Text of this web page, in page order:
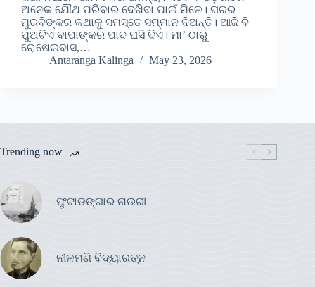
ଅନେକ ଯୌଥ ପରିବାର ଦେଖିବା ପାଇଁ ମିଳେ। ଘରର
ମୁରବିଙ୍କର କଥାକୁ ସମସ୍ତେ ସମ୍ମାନ ଦିଅନ୍ତି। ଆଜି ବି
ପୁଅଟିଏ ବାପାଙ୍କର ପାଦ ଘସି ଦିଏ। ମା’ ଠାରୁ
ରୋଷେଇବାସ,…
Antaranga Kalinga
May 23, 2026
Trending now
ଫୁଟାଡଙ୍ଗାର ନାଉରୀ
ନୀଳମଣି ବିଦ୍ୟାରତ୍ନ